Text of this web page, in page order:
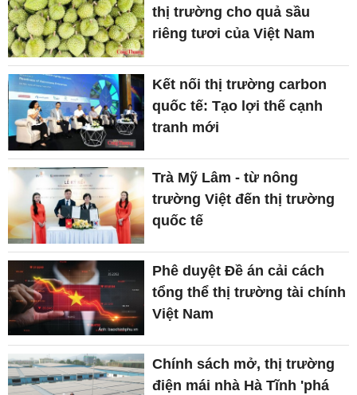
thị trường cho quả sầu
riêng tươi của Việt Nam
Kết nối thị trường carbon
quốc tế: Tạo lợi thế cạnh
tranh mới
Trà Mỹ Lâm - từ nông
trường Việt đến thị trường
quốc tế
Phê duyệt Đề án cải cách
tổng thể thị trường tài chính
Việt Nam
Chính sách mở, thị trường
điện mái nhà Hà Tĩnh 'phá